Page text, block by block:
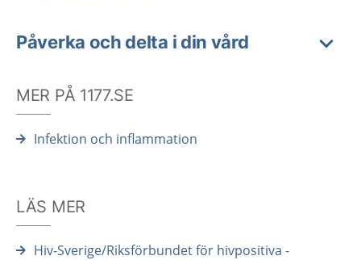
Påverka och delta i din vård
MER PÅ 1177.SE
Infektion och inflammation
LÄS MER
Hiv-Sverige/Riksförbundet för hivpositiva -